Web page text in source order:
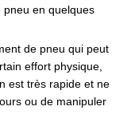
pneu en quelques
de pneu qui peut
effort physique,
est très rapide et ne
ou de manipuler